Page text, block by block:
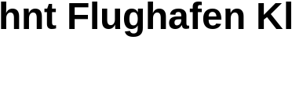
Flughafen